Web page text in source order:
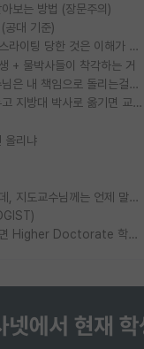
보는 방법 (장문주의)
공대 기준)
대학원생들 교수에게 가스라이팅 당한 것은 이해가 갑니다. 안타깝네요.
+ 물박사들이 착각하는 거
왜 후배가 못하는걸 교수님은 내 책임으로 돌리는걸까요?
SSH 박사과정을 그만두고 지방대 박사로 옮기면 교수의 꿈은 끝일까요?
올리냐
타대학원 컨텍 준비중인데, 지도교수님께는 언제 말씀드려야 할까요?
우리나라도 학구 열풍보면 Higher Doctorate 학위가 필요하다고 봅니다.